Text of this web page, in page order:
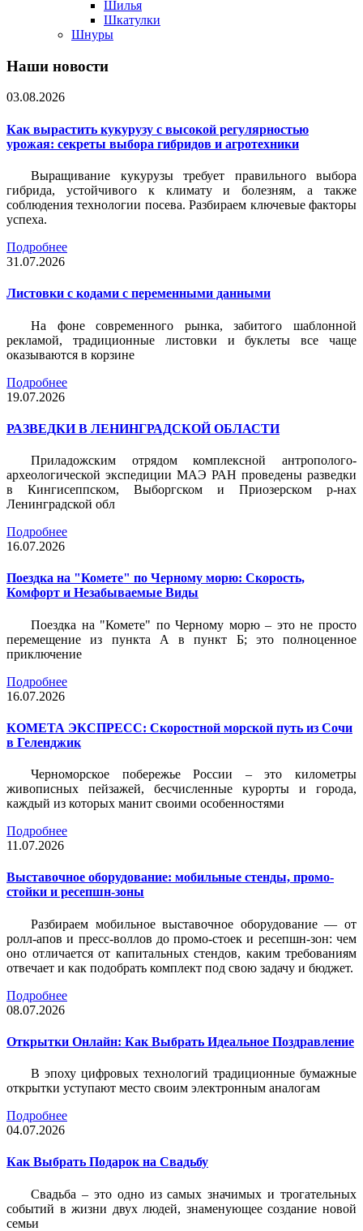
Шилья
Шкатулки
Шнуры
Наши новости
03.08.2026
Как вырастить кукурузу с высокой регулярностью
урожая: секреты выбора гибридов и агротехники
Выращивание кукурузы требует правильного выбора
гибрида, устойчивого к климату и болезням, а также
соблюдения технологии посева. Разбираем ключевые факторы
успеха.
Подробнее
31.07.2026
Листовки c кодами с переменными данными
На фоне современного рынка, забитого шаблонной
рекламой, традиционные листовки и буклеты все чаще
оказываются в корзине
Подробнее
19.07.2026
РАЗВЕДКИ В ЛЕНИНГРАДСКОЙ ОБЛАСТИ
Приладожским отрядом комплексной антрополого-
археологической экспедиции МАЭ РАН проведены разведки
в Кингисеппском, Выборгском и Приозерском р-нах
Ленинградской обл
Подробнее
16.07.2026
Поездка на "Комете" по Черному морю: Скорость,
Комфорт и Незабываемые Виды
Поездка на "Комете" по Черному морю – это не просто
перемещение из пункта А в пункт Б; это полноценное
приключение
Подробнее
16.07.2026
КОМЕТА ЭКСПРЕСС: Скоростной морской путь из Сочи
в Геленджик
Черноморское побережье России – это километры
живописных пейзажей, бесчисленные курорты и города,
каждый из которых манит своими особенностями
Подробнее
11.07.2026
Выставочное оборудование: мобильные стенды, промо-
стойки и ресепшн-зоны
Разбираем мобильное выставочное оборудование — от
ролл-апов и пресс-воллов до промо-стоек и ресепшн-зон: чем
оно отличается от капитальных стендов, каким требованиям
отвечает и как подобрать комплект под свою задачу и бюджет.
Подробнее
08.07.2026
Открытки Онлайн: Как Выбрать Идеальное Поздравление
В эпоху цифровых технологий традиционные бумажные
открытки уступают место своим электронным аналогам
Подробнее
04.07.2026
Как Выбрать Подарок на Свадьбу
Свадьба – это одно из самых значимых и трогательных
событий в жизни двух людей, знаменующее создание новой
семьи